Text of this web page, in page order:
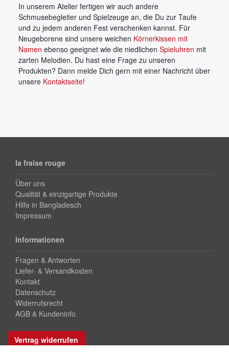
In unserem Atelier fertigen wir auch andere
Schmusebegleiter und Spielzeuge an, die Du zur Taufe
und zu jedem anderen Fest verschenken kannst. Für
Neugeborene sind unsere weichen Körnerkissen mit
Namen ebenso geeignet wie die niedlichen Spieluhren mit
zarten Melodien. Du hast eine Frage zu unseren
Produkten? Dann melde Dich gern mit einer Nachricht über
unsere Kontaktseite!
la fraise rouge
Über uns
Qualität & einzigartige Produkte
Hilfe in Bangladesch
Impressum
Informationen
Fragen & Antworten
Liefer- & Versandkosten
Kontakt
Datenschutz
Widerrufsrecht
AGB & Kundeninfo
Vertrag widerrufen